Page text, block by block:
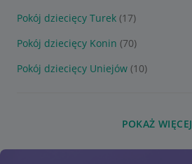
Pokój dziecięcy Turek (17)
Pokój dziecięcy Konin (70)
Pokój dziecięcy Uniejów (10)
POKAŻ WIĘCEJ